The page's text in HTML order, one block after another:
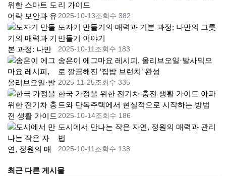
리 가이드
2025-10-13조회수 382
도자기 만들기의 매력과 기본 과정: 나만의 그릇
만들기 이야기
2025-10-11조회수 183
송은이 에그마요 레시피, 올리브오일·발사믹으
로 깔끔해진 ‘집밥 브런치’ 완성
2025-11-25조회수 335
한국 가정을 위한 전기차 충전 생활 가이드 아파
트와 단독주택에서 현실적으로 시작하는 방법
2025-10-14조회수 186
도시에서 만나는 작은 자연, 정원의 매력과 관리
법
2025-10-11조회수 138
최근 다른 게시물